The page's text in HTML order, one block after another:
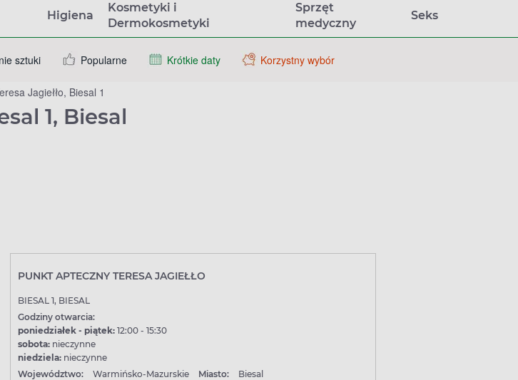
Higiena
Kosmetyki i
Dermokosmetyki
Sprzęt
medyczny
Seks
sztuki Popularne Krótkie daty Korzystny wybór
Jagiełło, Biesal 1
1, Biesal
PUNKT APTECZNY TERESA JAGIEŁŁO
BIESAL 1, BIESAL
Godziny otwarcia:
poniedziałek - piątek: 12:00 - 15:30
sobota: nieczynne
niedziela: nieczynne
Województwo:
Warmińsko-Mazurskie Miasto: Biesal